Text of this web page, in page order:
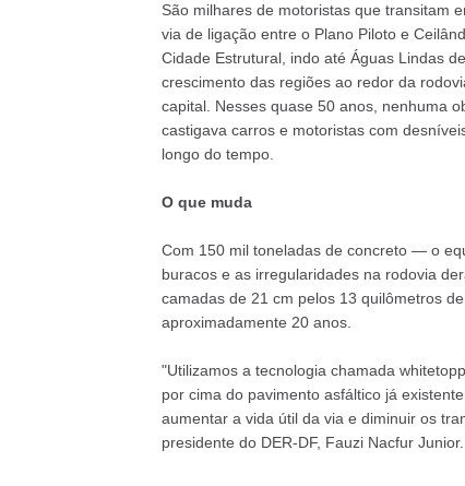
São milhares de motoristas que transitam
via de ligação entre o Plano Piloto e
Cidade Estrutural, indo até Águas Lindas
crescimento das regiões ao redor da
capital. Nesses quase 50 anos, nenhuma
castigava carros e motoristas com
longo do tempo.
O que muda
Com 150 mil toneladas de concreto — o
buracos e as irregularidades na rodovia
camadas de 21 cm pelos 13 quilômetros
aproximadamente 20 anos.
"Utilizamos a tecnologia chamada
por cima do pavimento asfáltico já
aumentar a vida útil da via e diminuir os
presidente do DER-DF, Fauzi Nacfur Junior.